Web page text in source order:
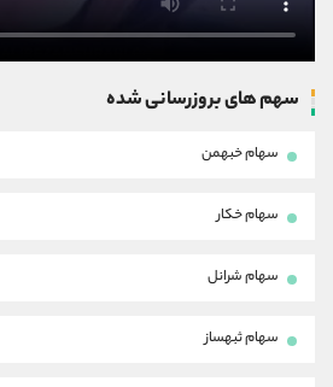
سهم های بروزرسانی شده
سهام خبهمن
سهام خکار
سهام شرانل
سهام ثبهساز